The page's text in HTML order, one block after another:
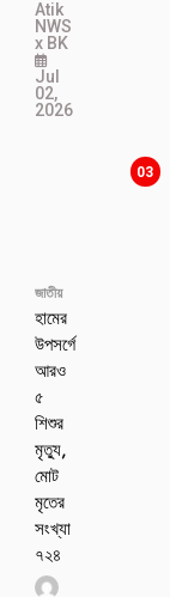
Atik
NWS
x BK
Jul
02,
2026
03
জাতীয়
হামের
উপসর্গে
আরও
৫
শিশুর
মৃত্যু,
মোট
মৃতের
সংখ্যা
৭২৪